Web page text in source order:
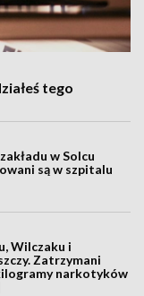
tego
w Solcu
są w szpitalu
Wilczaku i
Zatrzymani
narkotyków